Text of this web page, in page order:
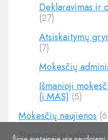
Deklaravimas ir
(27)
Atsiskaitymų
(7)
Mokesčių
Išmanioji
(i.MAS) (5)
Mokesčių naujienos
Steigimas ir valdymas